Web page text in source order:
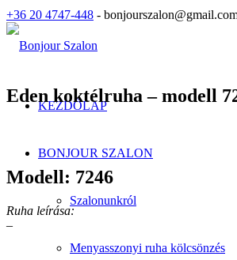
+36 20 4747-448 -
KEZDŐLAP
BONJOUR SZALON
Szalonunkról
Menyasszonyi ruha kölcsönzés
Eden koktélruha – modell
Modell: 7246
Ruha leírása:
–